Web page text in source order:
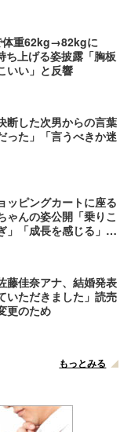
体重62kg→82kgに
ち上げる姿披露「胸板
いい」と反響
断した次男からの言葉
った」「言うべきか迷
ッピングカートに座る
ゃんの姿公開「乗りこ
」「成長を感じる」の
藤佳奈アナ、結婚発表
いただきました」読売
更のため
もっとみる